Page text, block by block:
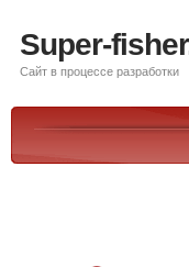
Super-
Сайт в процессе разработки